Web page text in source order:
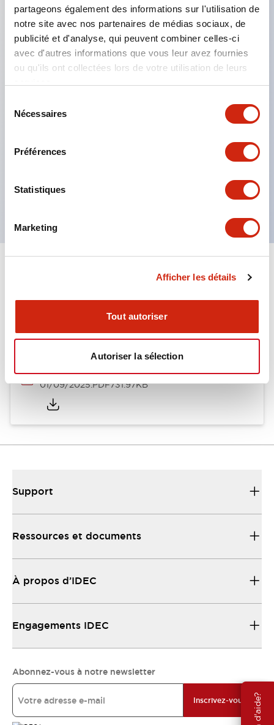
partageons également des informations sur l'utilisation de
notre site avec nos partenaires de médias sociaux, de
publicité et d'analyse, qui peuvent combiner celles-ci
avec d'autres informations que vous leur avez fournies
ou qu'ils ont collectées lors de votre utilisation de leurs
Nécessaires
Préférences
Statistiques
Marketing
Afficher les détails
Tout autoriser
Autoriser la sélection
Le montage en groupe serré est possible, et le
montage/démontage de l’unité de contact est
également facile même lors du montage en groupe
serré.
Structure séparée adoptant un mécanisme de
levier de verrouillage amovible par baïonnette.
La structure de protection est de type résistant
aux jets d’eau, IP65 (IEC 60529). (Le buzzer est
Produits certifiés UL, CSA et conformes aux
normes EN. (Sauf buzzer)
Catalogues Et Brochures
LW Catalog
01/09/2025.PDF731.97KB
Support
Ressources et documents
À propos d’IDEC
Engagements IDEC
Abonnez-vous à notre newsletter
Inscrivez-vous